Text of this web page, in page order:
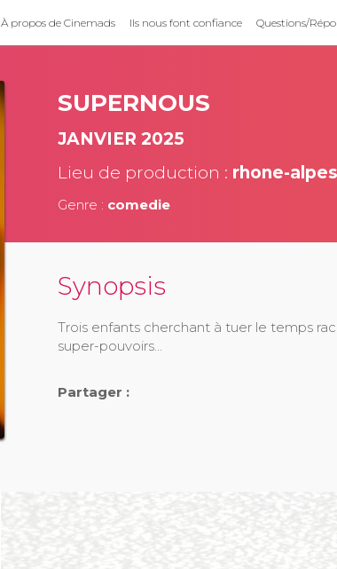
À propos de Cinemads Ils nous font confiance Questions/
SUPERNOUS
JANVIER 2025
Lieu de production : rhone-alpes
Genre : comedie
Synopsis
Trois enfants cherchant à tuer le temps
super-pouvoirs...
Partager :